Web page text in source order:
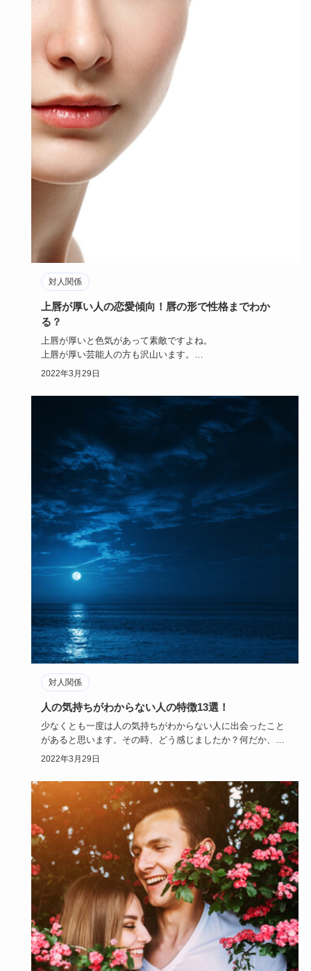
対人関係
上唇が厚い人の恋愛傾向！唇の形で性格までわか
る？
上唇が厚いと色気があって素敵ですよね。
上唇が厚い芸能人の方も沢山います。
しかし、あまりに厚い上唇だと、コンプレック…
2022年3月29日
対人関係
人の気持ちがわからない人の特徴13選！
少なくとも一度は人の気持ちがわからない人に出会ったこと
があると思います。その時、どう感じましたか？何だか、自
分の気持ちが置…
2022年3月29日